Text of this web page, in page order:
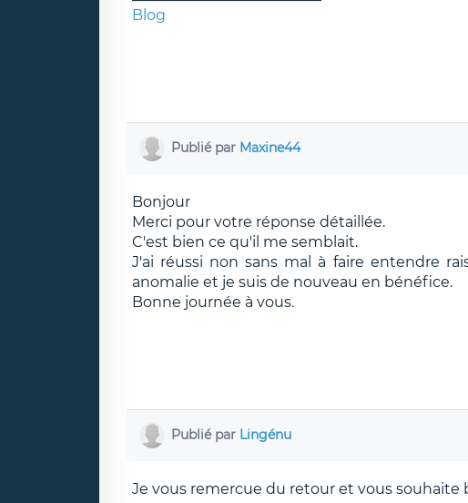
Blog
Publié par Maxine44
Bonjour
Merci pour votre réponse détaillée.
C'est bien ce qu'il me semblait.
J'ai réussi non sans mal à faire entendre
anomalie et je suis de nouveau en bénéfice.
Bonne journée à vous.
Publié par Lingénu
Je vous remercue du retour et vous souhaite